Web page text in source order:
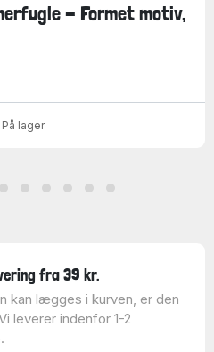
- Formet motiv,
På lager
fra 39 kr.
kan lægges i kurven, er den
leverer indenfor 1-2